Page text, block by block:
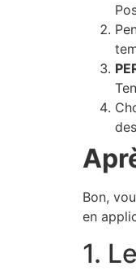
Bon,
en
1.